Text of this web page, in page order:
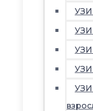
УЗИ
УЗИ
УЗИ
УЗИ
УЗИ